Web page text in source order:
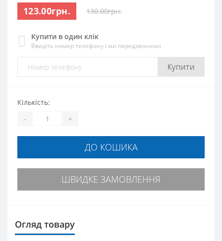
123.00грн. 130.00грн.
Купити в один клік
Введіть номер телефону і ми передзвонимо
Купити
Кількість:
- +
ДО КОШИКА
ШВИДКЕ ЗАМОВЛЕННЯ
Огляд товару